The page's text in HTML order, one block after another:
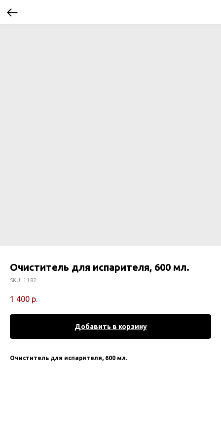
Очиститель для испарителя, 600 мл.
SKU: 1182
1 400 р.
Добавить в корзину
Очиститель для испарителя, 600 мл.